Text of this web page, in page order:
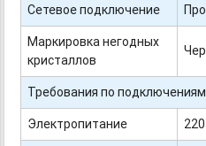
Сетевое подключение
Маркировка негодных
кристаллов
Требования по подключениям
Электропитание